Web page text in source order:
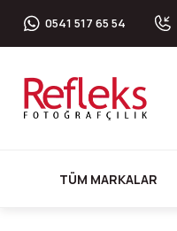
0541 517 65 54
TÜM MARKALAR